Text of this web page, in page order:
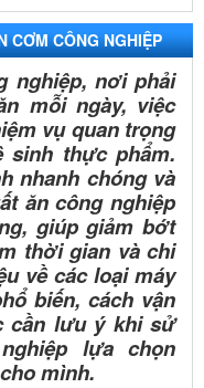
CƠM CÔNG NGHIỆP
nghiệp, nơi phải
mỗi ngày, việc
vụ quan trọng
sinh thực phẩm.
nhanh chóng và
ăn công nghiệp
giúp giảm bớt
thời gian và chi
về các loại máy
biến, cách vận
cần lưu ý khi sử
lựa chọn
mình.